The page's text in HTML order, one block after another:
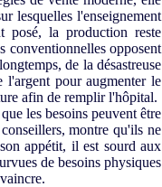
lesquelles l'enseignement
posé, la production reste
conventionnelles opposent
de la désastreuse
l'argent pour augmenter le
afin de remplir l'hôpital.
les besoins peuvent être
montre qu'ils ne
appétit, il est sourd aux
de besoins physiques